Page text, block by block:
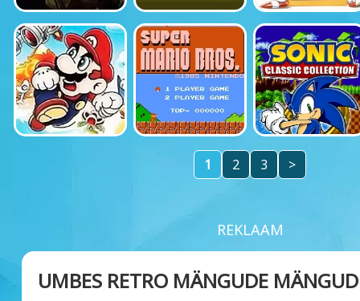
1 2 3 >
REKLAAM
UMBES RETRO MÄNGUDE MÄNGUD